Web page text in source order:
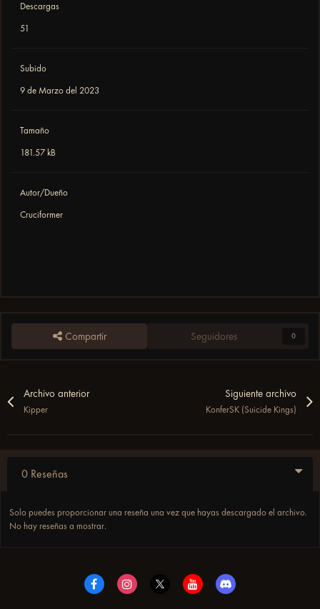
Descargas
51
Subido
9 de Marzo del 2023
Tamaño
181.57 kB
Autor/Dueño
Cruciformer
Compartir Seguidores 0
Archivo anterior
Kipper
Siguiente archivo
KonferSK (Suicide Kings)
0 Reseñas
Solo puedes proporcionar una reseña una vez que hayas descargado el archivo.
No hay reseñas a mostrar.